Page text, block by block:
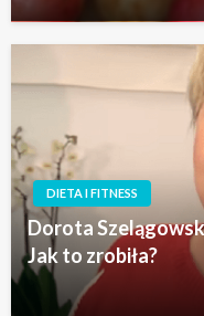
DIETA I FITNESS
Dorota
Jak to zrobiła?